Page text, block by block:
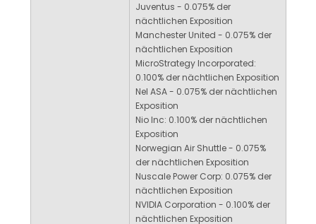
Juventus - 0.075% der
nächtlichen Exposition
Manchester United - 0.075% der
nächtlichen Exposition
MicroStrategy Incorporated:
0.100% der nächtlichen Exposition
Nel ASA - 0.075% der nächtlichen
Exposition
Nio Inc: 0.100% der nächtlichen
Exposition
Norwegian Air Shuttle - 0.075%
der nächtlichen Exposition
Nuscale Power Corp: 0.075% der
nächtlichen Exposition
NVIDIA Corporation - 0.100% der
nächtlichen Exposition